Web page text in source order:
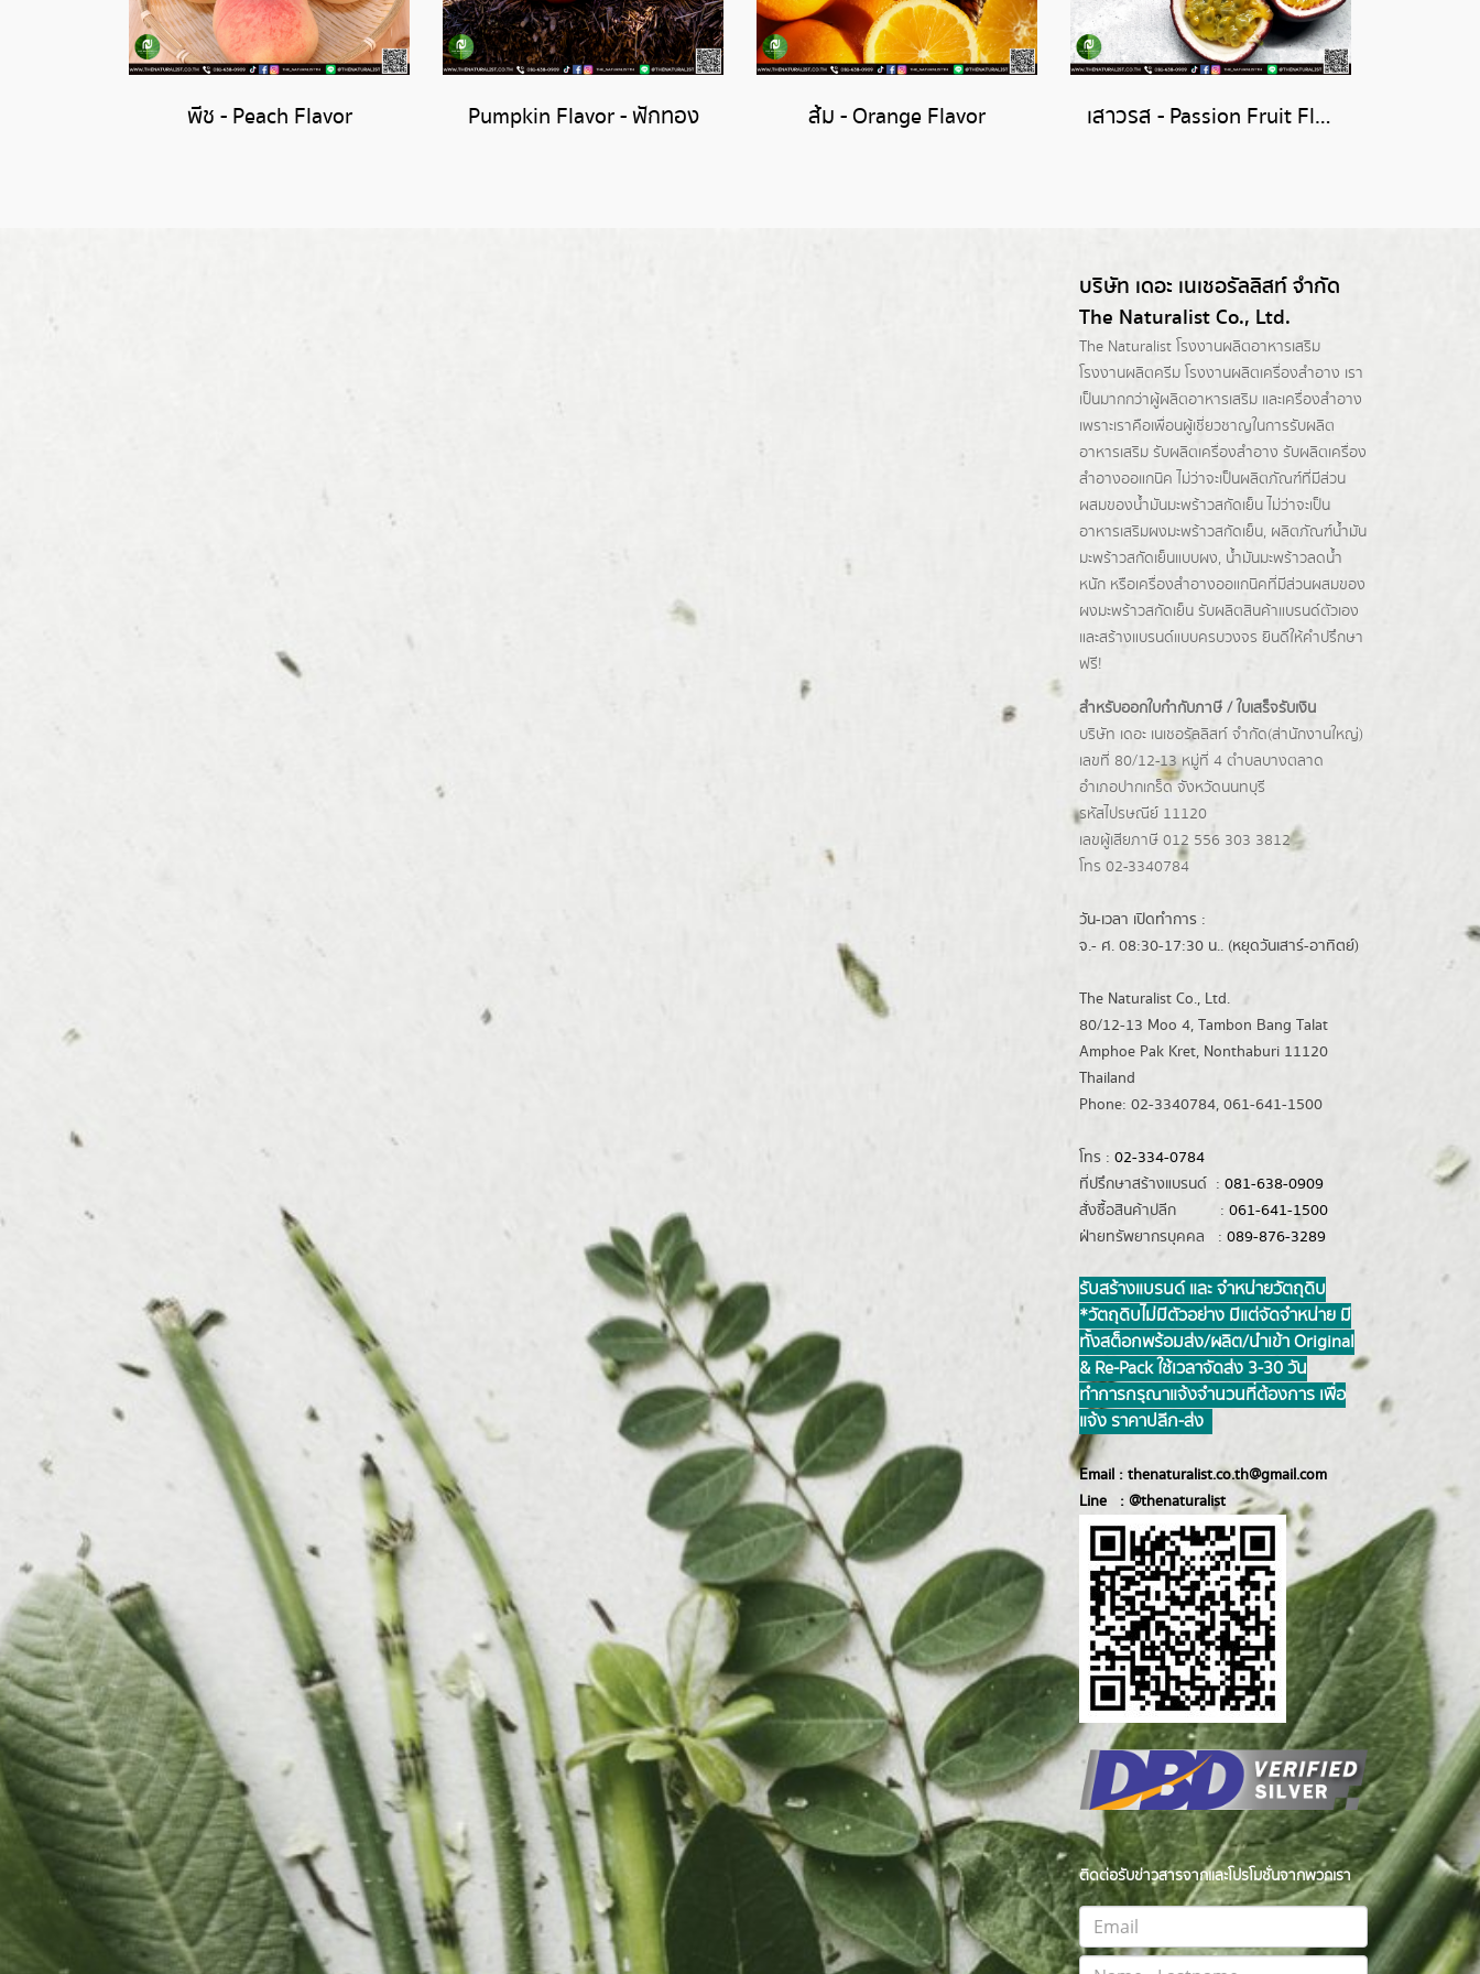
พีช - Peach Flavor Pumpkin Flavor - ฟักทอง ส้ม - Orange Flavor เสาวรส - Passion Fruit Flavor
บริษัท เดอะ เนเชอรัลลิสท์ จำกัด
The Naturalist Co., Ltd.
The Naturalist โรงงานผลิตอาหารเสริม
โรงงานผลิตครีมโรงงานผลิตเครื่องสำอาง เรา
เป็นมากกว่าผู้ผลิตอาหารเสริมและเครื่องสำอาง
เพราะเราคือเพื่อนผู้เชี่ยวชาญในการรับผลิต
อาหารเสริม รับผลิตเครื่องสำอาง รับผลิตเครื่อง
สำอางออแกนิค ไม่ว่าจะเป็นผลิตภัณฑ์ที่มีส่วน
ผสมของน้ำมันมะพร้าวสกัดเย็น ไม่ว่าจะเป็น
อาหารเสริมผงมะพร้าวสกัดเย็น, ผลิตภัณฑ์น้ำมัน
มะพร้าวสกัดเย็นแบบผง, น้ำมันมะพร้าวลดน้ำ
หนักหรือเครื่องสำอางออแกนิคที่มีส่วนผสมของ
ผงมะพร้าวสกัดเย็น รับผลิตสินค้าแบรนด์ตัวเอง
และสร้างแบรนด์แบบครบวงจร ยินดีให้คำปรึกษา
ฟรี!
สำหรับออกใบกำกับภาษี / ใบเสร็จรับเงิน
บริษัท เดอะ เนเชอรัลลิสท์ จำกัด(ส่านักงานใหญ่)
เลขที่ 80/12-13 หมู่ที่ 4 ตำบลบางตลาด
อำเภอปากเกร็ดจังหวัดนนทบุรี
รหัสไปรษณีย์ 11120
เลขผู้เสียภาษี 012 556 303 3812
โทร 02-3340784
วัน-เวลา เปิดทำการ :
จ.- ศ. 08:30-17:30 น.. (หยุดวันเสาร์-อาทิตย์)
The Naturalist Co., Ltd.
80/12-13 Moo 4, Tambon Bang Talat
Amphoe Pak Kret, Nonthaburi 11120
Thailand
Phone: 02-3340784, 061-641-1500
โทร : 02-334-0784
ที่ปรึกษาสร้างแบรนด์ : 081-638-0909
สั่งซื้อสินค้าปลีก : 061-641-1500
ฝ่ายทรัพยากรบุคคล : 089-876-3289
รับสร้างแบรนด์ และ จำหน่ายวัตถุดิบ
*วัตถุดิบไม่มีตัวอย่าง มีแต่จัดจำหน่าย มี
ทั้งสต็อกพร้อมส่ง/ผลิต/นำเข้า Original
& Re-Pack ใช้เวลาจัดส่ง 3-30 วัน
ทำการ กรุณาแจ้งจำนวนที่ต้องการ เพื่อ
แจ้ง ราคาปลีก-ส่ง
Email : thenaturalist.co.th@gmail.com
Line : @thenaturalist
ติดต่อรับข่าวสารจากและโปรโมชั่นจากพวกเรา